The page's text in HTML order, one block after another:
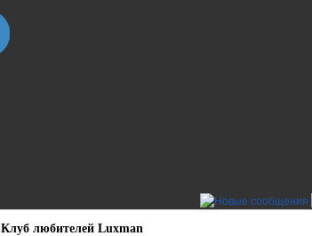
Клуб любителей Luxman